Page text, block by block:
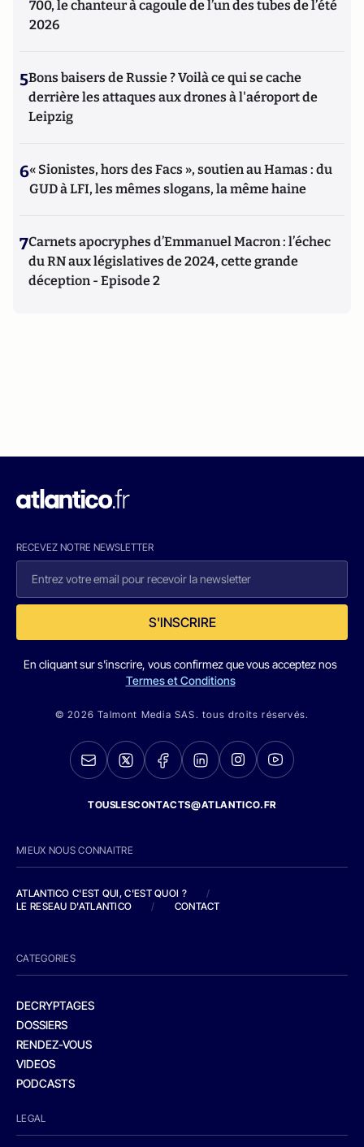
700, le chanteur à cagoule de l’un des tubes de l’été
2026
5Bons baisers de Russie ? Voilà ce qui se cache
derrière les attaques aux drones à l'aéroport de
Leipzig
6« Sionistes, hors des Facs », soutien au Hamas : du
GUD à LFI, les mêmes slogans, la même haine
7Carnets apocryphes d’Emmanuel Macron : l’échec
du RN aux législatives de 2024, cette grande
déception - Episode 2
RECEVEZ NOTRE NEWSLETTER
S'INSCRIRE
En cliquant sur s'inscrire, vous confirmez que vous acceptez nos
Termes et Conditions
© 2026 Talmont Media SAS. tous droits réservés.
TOUSLESCONTACTS@ATLANTICO.FR
MIEUX NOUS CONNAITRE
ATLANTICO C'EST QUI, C'EST QUOI ?
/
LE RESEAU D'ATLANTICO
/ CONTACT
CATEGORIES
DECRYPTAGES
DOSSIERS
RENDEZ-VOUS
VIDEOS
PODCASTS
LEGAL